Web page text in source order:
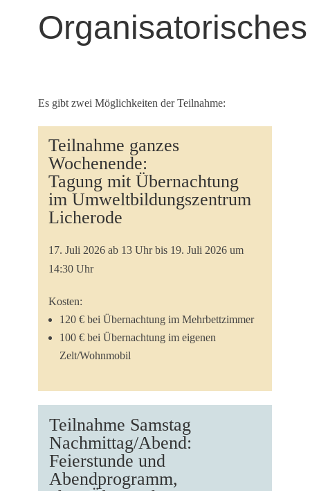
Organisatorisches
Es gibt zwei Möglichkeiten der Teilnahme:
Teilnahme ganzes
Wochenende:
Tagung mit Übernachtung
im Umweltbildungszentrum
Licherode
17. Juli 2026 ab 13 Uhr bis 19. Juli 2026 um
14:30 Uhr
Kosten:
120 € bei Übernachtung im Mehrbettzimmer
100 € bei Übernachtung im eigenen
Zelt/Wohnmobil
Teilnahme Samstag
Nachmittag/Abend:
Feierstunde und
Abendprogramm,